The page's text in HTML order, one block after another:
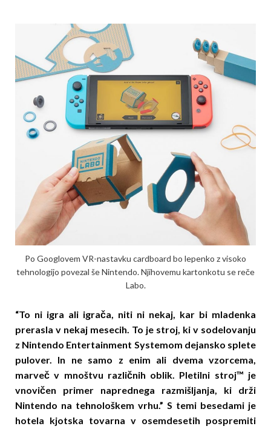
Po Googlovem VR-nastavku cardboard bo lepenko z visoko
tehnologijo povezal še Nintendo. Njihovemu kartonkotu se reče
Labo.
“To ni igra ali igrača, niti ni nekaj, kar bi mladenka
prerasla v nekaj mesecih. To je stroj, ki v sodelovanju
z Nintendo Entertainment Systemom dejansko splete
pulover. In ne samo z enim ali dvema vzorcema,
marveč v mnoštvu različnih oblik. Pletilni stroj™ je
vnovičen primer naprednega razmišljanja, ki drži
Nintendo na tehnološkem vrhu.” S temi besedami je
hotela kjotska tovarna v osemdesetih pospremiti